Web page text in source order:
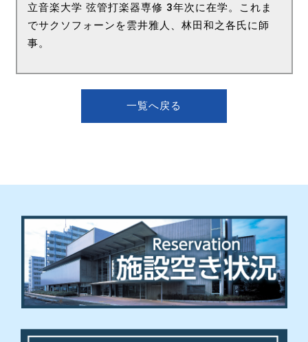
立音楽大学 弦管打楽器専修 3年次に在学。これま
でサクソフォーンを雲井雅人、林田和之各氏に師
事。
一覧へ戻る